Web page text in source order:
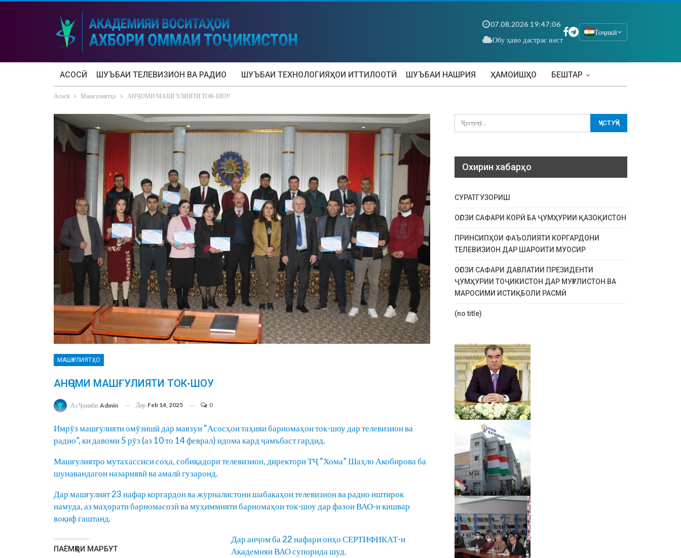
07.08.2026 19:47:07
Обу ҳаво дастрас нест
Тоҷикӣ
АСОСӢ ШУЪБАИ ТЕЛЕВИЗИОН ВА РАДИО ШУЪБАИ ТЕХНОЛОГИЯҲОИ ИТТИЛООТӢ ШУЪБАИ НАШРИЯ ҲАМОИШҲО БЕШТАР
Асосӣ Машғулиятҳо АНҶОМИ МАШҒУЛИЯТИ ТОК-ШОУ
МАШҒУЛИЯТҲО
АНҶОМИ МАШҒУЛИЯТИ ТОК-ШОУ
Аз Ҷониби Admin Дар Feb 14, 2025 0
Имрӯз машғулияти омӯзишӣ дар мавзуи “Асосҳои таҳияи барномаҳои ток-шоу дар телевизион ва
радио”, ки давоми 5 рӯз (аз 10 то 14 феврал) идома кард ҷамъбаст гардид.
Машғулиятро мутахассиси соҳа, собиқадори телевизион, директори ТҶ “Хома” Шаҳло Акобирова ба
шунавандагон назариявӣ ва амалӣ гузаронд.
Дар машғулият 23 нафар коргардон ва журналистони шабакаҳои телевизион ва радио иштирок
намуда, аз маҳорати барномасозӣ ва муҳиммияти барномаҳои ток-шоу дар фазои ВАО-и кишвар
воқиф гаштанд.
ПАЁМҲОИ МАРБУТ
Дар анҷом ба 22 нафари онҳо СЕРТИФИКАТ-и
Академияи ВАО супорида шуд.
Охирин хабарҳо
СУРАТГУЗОРИШ
ОҒОЗИ САФАРИ КОРӢ БА ҶУМҲУРИИ ҚАЗОҚИСТОН
ПРИНСИПҲОИ ФАЪОЛИЯТИ КОРГАРДОНИ
ТЕЛЕВИЗИОН ДАР ШАРОИТИ МУОСИР
ОҒОЗИ САФАРИ ДАВЛАТИИ ПРЕЗИДЕНТИ
ҶУМҲУРИИ ТОҶИКИСТОН ДАР МУҒУЛИСТОН ВА
МАРОСИМИ ИСТИҚБОЛИ РАСМӢ
(no title)